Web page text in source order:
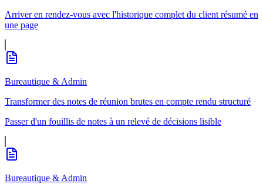
Arriver en rendez-vous avec l'historique complet du client résumé en
une page
Bureautique & Admin
Transformer des notes de réunion brutes en compte rendu structuré
Passer d'un fouillis de notes à un relevé de décisions lisible
Bureautique & Admin